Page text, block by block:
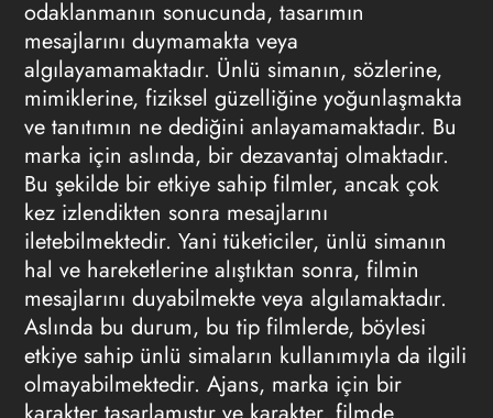
odaklanmanın sonucunda, tasarımın
mesajlarını duymamakta veya
algılayamamaktadır. Ünlü simanın, sözlerine,
mimiklerine, fiziksel güzelliğine yoğunlaşmakta
ve tanıtımın ne dediğini anlayamamaktadır. Bu
marka için aslında, bir dezavantaj olmaktadır.
Bu şekilde bir etkiye sahip filmler, ancak çok
kez izlendikten sonra mesajlarını
iletebilmektedir. Yani tüketiciler, ünlü simanın
hal ve hareketlerine alıştıktan sonra, filmin
mesajlarını duyabilmekte veya algılamaktadır.
Aslında bu durum, bu tip filmlerde, böylesi
etkiye sahip ünlü simaların kullanımıyla da ilgili
olmayabilmektedir. Ajans, marka için bir